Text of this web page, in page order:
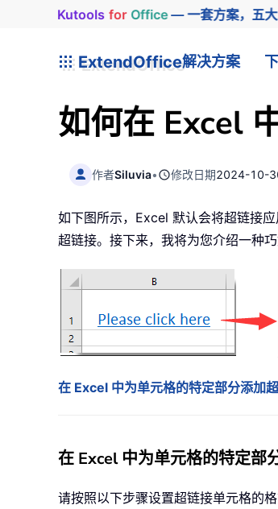
Kutools for Office— 一套方案，五
ExtendOffice解决方案
如何在 Excel
作者Siluvia• 修改日期2024-10-
如下图所示，Excel 默认会将超链接
超链接。接下来，我将为您介绍一种
在 Excel 中为单元格的特定部分添加
在 Excel 中为单元格的特定部
请按照以下步骤设置超链接单元格的